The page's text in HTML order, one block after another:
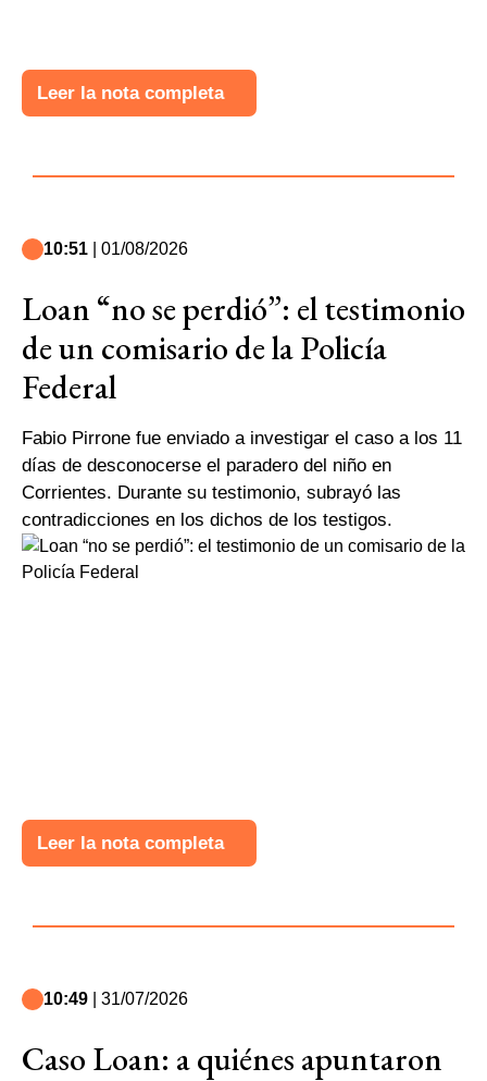
Leer la nota completa
10:51 | 01/08/2026
Loan “no se perdió”: el testimonio
de un comisario de la Policía
Federal
Fabio Pirrone fue enviado a investigar el caso a los 11
días de desconocerse el paradero del niño en
Corrientes. Durante su testimonio, subrayó las
contradicciones en los dichos de los testigos.
Leer la nota completa
10:49 | 31/07/2026
Caso Loan: a quiénes apuntaron